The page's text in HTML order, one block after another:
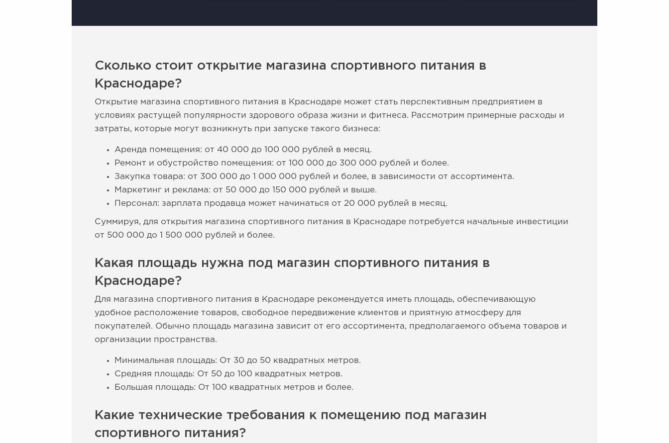
Сколько стоит открытие магазина спортивного питания в
Краснодаре?
Открытие магазина спортивного питания в Краснодаре может стать перспективным предприятием в
условиях растущей популярности здорового образа жизни и фитнеса. Рассмотрим примерные расходы и
затраты, которые могут возникнуть при запуске такого бизнеса:
Аренда помещения: от 40 000 до 100 000 рублей в месяц.
Ремонт и обустройство помещения: от 100 000 до 300 000 рублей и более.
Закупка товара: от 300 000 до 1 000 000 рублей и более, в зависимости от ассортимента.
Маркетинг и реклама: от 50 000 до 150 000 рублей и выше.
Персонал: зарплата продавца может начинаться от 20 000 рублей в месяц.
Суммируя, для открытия магазина спортивного питания в Краснодаре потребуется начальные инвестиции
от 500 000 до 1 500 000 рублей и более.
Какая площадь нужна под магазин спортивного питания в
Краснодаре?
Для магазина спортивного питания в Краснодаре рекомендуется иметь площадь, обеспечивающую
удобное расположение товаров, свободное передвижение клиентов и приятную атмосферу для
покупателей. Обычно площадь магазина зависит от его ассортимента, предполагаемого объема товаров и
организации пространства.
Минимальная площадь: От 30 до 50 квадратных метров.
Средняя площадь: От 50 до 100 квадратных метров.
Большая площадь: От 100 квадратных метров и более.
Какие технические требования к помещению под магазин
спортивного питания?